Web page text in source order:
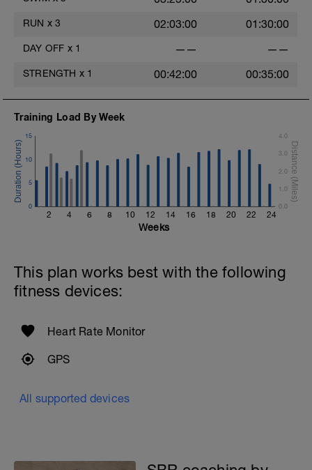
aan de paddle hoe beter de oefening met
Cooling-down:
RUN x 3 02:03:00 01:30:00
DAY OFF x 1 —— ——
STRENGTH x 1 00:42:00 00:35:00
Training Load By Week
2 4 6 8 10 12 14 16 18 20 22 24
0
5
10
15
0.0
1.0
2.0
3.0
4.0
Weeks
This plan works best with the following
fitness devices:
Heart Rate Monitor
GPS
All supported devices